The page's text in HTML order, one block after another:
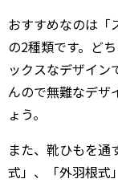
おすすめなのは「
の2種類です。ど
ックスなデザイン
んので無難なデザ
ょう。
また、靴ひもを通
式」、「外羽根式